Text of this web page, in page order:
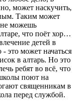
может наскучить,
Таким может
можешь
что поёт хор…
детей в
это может начаться
в алтарь. Но это
ребят во всё, что
поют на
священникам в
перед службой.